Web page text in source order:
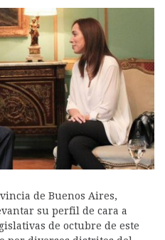
de Buenos Aires,
su perfil de cara a
de octubre de este